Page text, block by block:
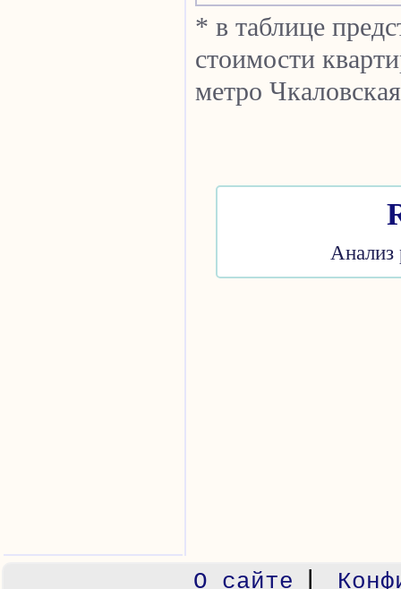
* в таблице
стоимости
метро
Анализ
О сайте